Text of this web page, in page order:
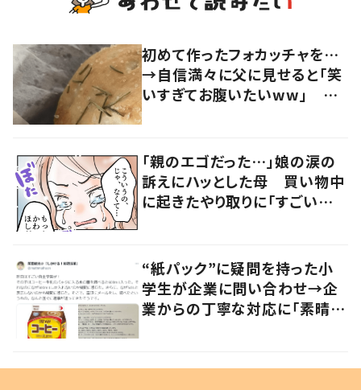
初めて作ったフォカッチャを…
→自信満々に父に見せると「笑
いすぎてお腹いたいww」 驚
「親のエゴだった…」娘の涙の
訴えにハッとした母 買い物中
に起きたやり取りに「すごい分
“紙パック”に疑問を持った小
学生が企業に問い合わせ→企
業からの丁寧な対応に「素晴ら